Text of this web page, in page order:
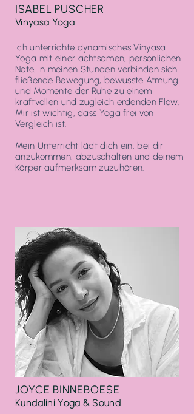
ISABEL PUSCHER
Vinyasa Yoga
Ich unterrichte dynamisches Vinyasa
Yoga mit einer achtsamen, persönlichen
Note. In meinen Stunden verbinden sich
fließende Bewegung, bewusste Atmung
und Momente der Ruhe zu einem
kraftvollen und zugleich erdenden Flow.
Mir ist wichtig, dass Yoga frei von
Vergleich ist.
Mein Unterricht lädt dich ein, bei dir
anzukommen, abzuschalten und deinem
Körper aufmerksam zuzuhören.
JOYCE BINNEBOESE
Kundalini Yoga & Sound